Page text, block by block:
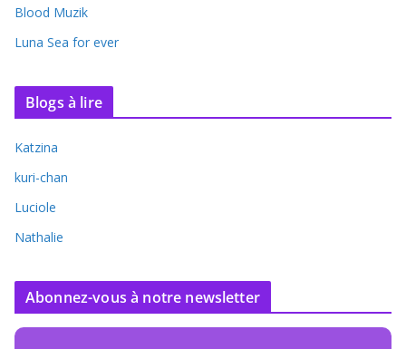
Blood Muzik
Luna Sea for ever
Blogs à lire
Katzina
kuri-chan
Luciole
Nathalie
Abonnez-vous à notre newsletter